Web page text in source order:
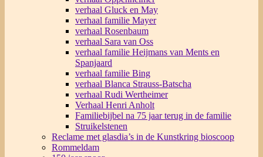
verhaal Gluck en May
verhaal familie Mayer
verhaal Rosenbaum
verhaal Sara van Oss
verhaal familie Heijmans van Ments en
Spanjaard
verhaal familie Bing
verhaal Blanca Strauss-Batscha
verhaal Rudi Wertheimer
Verhaal Henri Anholt
Familiebijbel na 75 jaar terug in de familie
Struikelstenen
Reclame met glasdia’s in de Kunstkring bioscoop
Rommeldam